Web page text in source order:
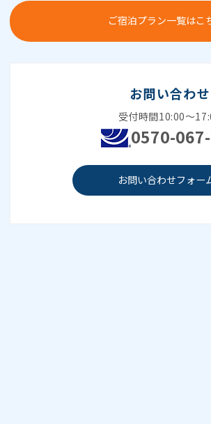
ご宿泊プラン一覧はこ
お問い合わせ
受付時間10:00～
0570-
お問い合わせフォー